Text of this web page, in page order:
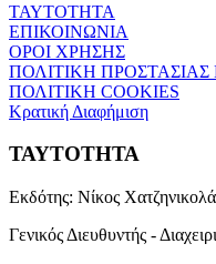
ΤΑΥΤΟΤΗΤΑ
ΕΠΙΚΟΙΝΩΝΙΑ
ΟΡΟΙ ΧΡΗΣΗΣ
ΠΟΛΙΤΙΚΗ
ΠΟΛΙΤΙΚΗ COOKIES
Κρατική Διαφήμιση
ΤΑΥΤΟΤΗΤΑ
Εκδότης: Νίκος
Γενικός Διευθυντής -